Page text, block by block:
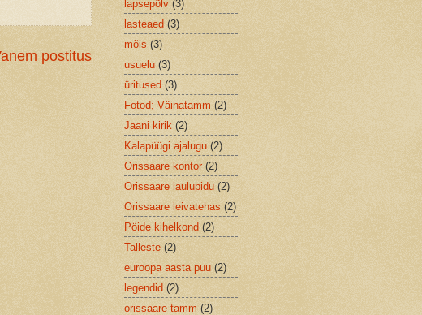
postitus
lapsepõlv (3)
lasteaed (3)
mõis (3)
usuelu (3)
üritused (3)
Fotod; Väinatamm (2)
Jaani kirik (2)
Kalapüügi ajalugu (2)
Orissaare kontor (2)
Orissaare laulupidu (2)
Orissaare leivatehas (2)
Pöide kihelkond (2)
Talleste (2)
euroopa aasta puu (2)
legendid (2)
orissaare tamm (2)